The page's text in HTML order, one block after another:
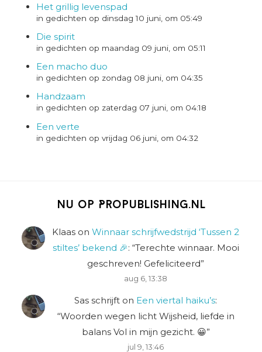
Het grillig levenspad
in gedichten op dinsdag 10 juni, om 05:49
Die spirit
in gedichten op maandag 09 juni, om 05:11
Een macho duo
in gedichten op zondag 08 juni, om 04:35
Handzaam
in gedichten op zaterdag 07 juni, om 04:18
Een verte
in gedichten op vrijdag 06 juni, om 04:32
Nu op Propublishing.nl
Klaas on Winnaar schrijfwedstrijd ‘Tussen 2
stiltes’ bekend 🎉: “Terechte winnaar. Mooi
geschreven! Gefeliciteerd”
aug 6, 13:38
Sas schrijft on Een viertal haiku’s:
“Woorden wegen licht Wijsheid, liefde in
balans Vol in mijn gezicht. 😀”
jul 9, 13:46